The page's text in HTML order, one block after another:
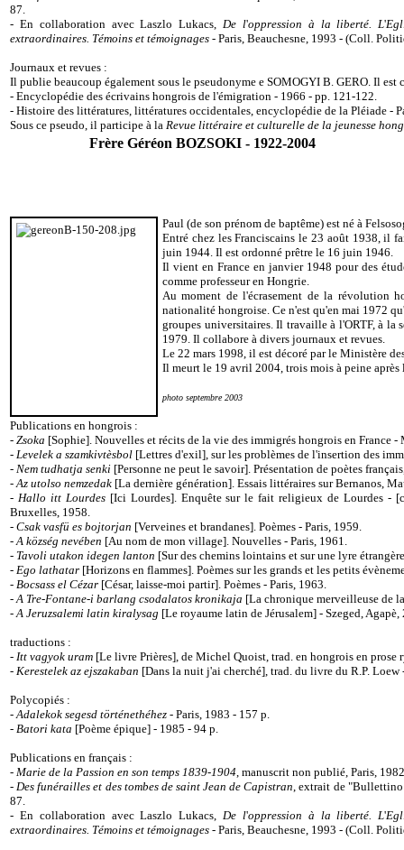
87.
- En collaboration avec Laszlo Lukacs, De l'oppression à la liberté. L'
extraordinaires. Témoins et témoignages - Paris, Beauchesne, 1993 - (Coll.
Journaux et revues :
Il publie beaucoup également sous le pseudonyme e SOMOGYI B. GERO. Il est
- Encyclopédie des écrivains hongrois de l'émigration - 1966 - pp. 121-122.
- Histoire des littératures, littératures occidentales, encyclopédie de la Pléiade -
Sous ce pseudo, il participe à la Revue littéraire et culturelle de la jeunesse
Frère Géréon BOZSOKI - 1922-2004
Paul (de son prénom de baptême) est né à
Entré chez les Franciscains le 23 août 1938, il
juin 1944. Il est ordonné prêtre le 16 juin 1946.
Il vient en France en janvier 1948 pour des
comme professeur en Hongrie.
Au moment de l'écrasement de la révolution
nationalité hongroise. Ce n'est qu'en mai 1972
groupes universitaires. Il travaille à l'ORTF, à la
1979. Il collabore à divers journaux et revues.
Le 22 mars 1998, il est décoré par le Ministère
Il meurt le 19 avril 2004, trois mois à peine
photo septembre 2003
Publications en hongrois :
- Zsoka [Sophie]. Nouvelles et récits de la vie des immigrés hongrois en France
- Levelek a szamkivtèsbol [Lettres d'exil], sur les problèmes de l'insertion des
- Nem tudhatja senki [Personne ne peut le savoir]. Présentation de poètes
- Az utolso nemzedak [La dernière génération]. Essais littéraires sur Bernanos,
- Hallo itt Lourdes[Ici Lourdes]. Enquête sur le fait religieux de Lourdes -
Bruxelles, 1958.
- Csak vasfü es bojtorjan [Verveines et brandanes]. Poèmes - Paris, 1959.
- A község nevében [Au nom de mon village]. Nouvelles - Paris, 1961.
- Tavoli utakon idegen lanton [Sur des chemins lointains et sur une lyre
- Ego lathatar [Horizons en flammes]. Poèmes sur les grands et les petits
- Bocsass el Cézar [César, laisse-moi partir]. Poèmes - Paris, 1963.
- A Tre-Fontane-i barlang csodalatos kronikaja [La chronique merveilleuse de
- A Jeruzsalemi latin kiralysag [Le royaume latin de Jérusalem] - Szeged,
traductions :
- Itt vagyok uram [Le livre Prières], de Michel Quoist, trad. en hongrois en prose
- Kerestelek az ejszakaban [Dans la nuit j'ai cherché], trad. du livre du R.P. Loew
Polycopiés :
- Adalekok segesd történethéhez - Paris, 1983 - 157 p.
- Batori kata [Poème épique] - 1985 - 94 p.
Publications en français :
- Marie de la Passion en son temps 1839-1904 , manuscrit non publié, Paris,
- Des funérailles et des tombes de saint Jean de Capistran , extrait de
87.
- En collaboration avec Laszlo Lukacs, De l'oppression à la liberté. L'
extraordinaires. Témoins et témoignages - Paris, Beauchesne, 1993 - (Coll.